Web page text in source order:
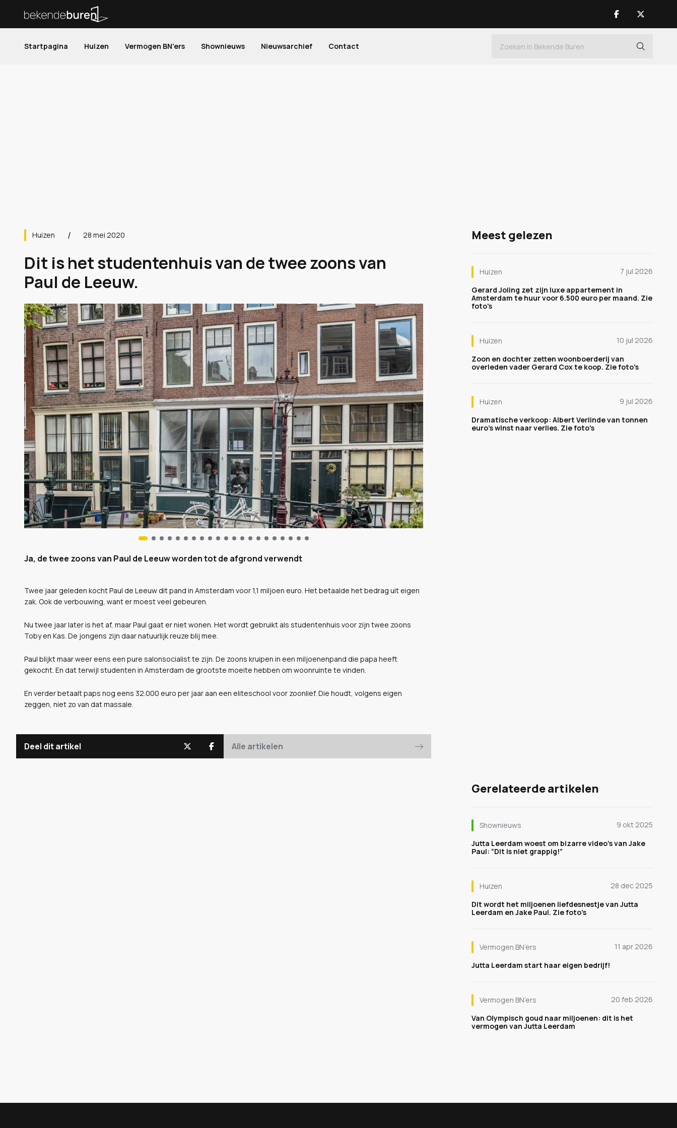
Startpagina Huizen Vermogen BN'ers Shownieuws Nieuwsarchief Contact
Huizen 28 mei 2020
Dit is het studentenhuis van de twee zoons van
Paul de Leeuw.
Ja, de twee zoons van Paul de Leeuw worden tot de afgrond verwendt
Twee jaar geleden kocht Paul de Leeuw dit pand in Amsterdam voor 1,1 miljoen euro. Het betaalde het bedrag uit eigen
zak. Ook de verbouwing, want er moest veel gebeuren.
Nu twee jaar later is het af, maar Paul gaat er niet wonen. Het wordt gebruikt als studentenhuis voor zijn twee zoons
Toby en Kas. De jongens zijn daar natuurlijk reuze blij mee.
Paul blijkt maar weer eens een pure salonsocialist te zijn. De zoons kruipen in een miljoenenpand die papa heeft
gekocht. En dat terwijl studenten in Amsterdam de grootste moeite hebben om woonruinte te vinden.
En verder betaalt paps nog eens 32.000 euro per jaar aan een eliteschool voor zoonlief. Die houdt, volgens eigen
zeggen, niet zo van dat massale.
Deel dit artikel Alle artikelen
Meest gelezen
Huizen
7 jul 2026
Gerard Joling zet zijn luxe appartement in
Amsterdam te huur voor 6.500 euro per maand. Zie
foto's
Huizen
10 jul 2026
Zoon en dochter zetten woonboerderij van
overleden vader Gerard Cox te koop. Zie foto's
Huizen
9 jul 2026
Dramatische verkoop: Albert Verlinde van tonnen
euro's winst naar verlies. Zie foto's
Gerelateerde artikelen
Shownieuws
9 okt 2025
Jutta Leerdam woest om bizarre video’s van Jake
Paul: “Dit is niet grappig!”
Huizen
28 dec 2025
Dit wordt het miljoenen liefdesnestje van Jutta
Leerdam en Jake Paul. Zie foto’s
Vermogen BN’ers
11 apr 2026
Jutta Leerdam start haar eigen bedrijf!
Vermogen BN’ers
20 feb 2026
Van Olympisch goud naar miljoenen: dit is het
vermogen van Jutta Leerdam